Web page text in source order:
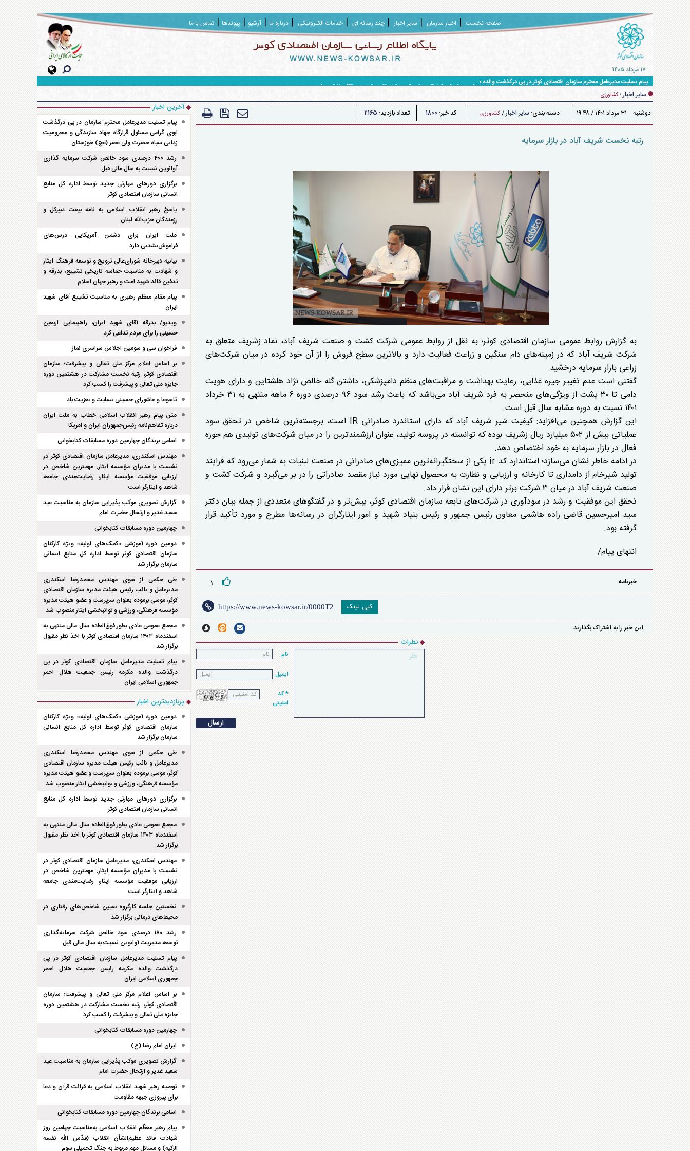
صفحه نخست اخبار سازمان سایر اخبار چند رسانه ای خدمات الکترونیکی درباره ما آرشیو پیوندها تماس با ما
۱۷ مرداد ۱۴۰۵
پیام تسلیت مدیرعامل محترم سازمان اقتصادی کوثر در پی درگذشت والده مکرمه دکتر جواد وکیلی مدیرعامل محترم گروه سرمایه گذاری سپهر صادرات
سایر اخبار / کشاورزی
دوشنبه ۳۱ مرداد ۱۴۰۱ / ۱۹:۴۸ دسته بندی: سایر اخبار/کشاورزی کد خبر: ۱۸۰۰ تعداد بازدید: ۲۱۶۵
رتبه نخست شریف آباد در بازار سرمایه
به گزارش روابط عمومی سازمان اقتصادی کوثر؛ به نقل از روابط عمومی شرکت کشت و صنعت شریف آباد، نماد زشریف متعلق به
شرکت شریف آباد که در زمینه‌های دام سنگین و زراعت فعالیت دارد و بالاترین سطح فروش را از آن خود کرده در میان شرکت‌های
زراعی بازار سرمایه درخشید.
گفتنی است عدم تغییر جیره غذایی، رعایت بهداشت و مراقبت‌های منظم دامپزشکی، داشتن گله خالص نژاد هلشتاین و دارای هویت
دامی تا ۳۰ پشت از ویژگی‌های منحصر به فرد شریف آباد می‌باشد که باعث رشد سود ۹۶ درصدی دوره ۶ ماهه منتهی به ۳۱ خرداد
۱۴۰۱ نسبت به دوره مشابه سال قبل است.
این گزارش همچنین می‌افزاید: کیفیت شیر شریف آباد که دارای استاندرد صادراتی IR است، برجسته‌ترین شاخص در تحقق سود
عملیاتی بیش از ۵۰۲ میلیارد ریال زشریف بوده که توانسته در پروسه تولید، عنوان ارزشمندترین را در میان شرکت‌های تولیدی هم حوزه
فعال در بازار سرمایه به خود اختصاص دهد.
در ادامه خاطر نشان می‌سازد؛ استاندارد کد ir یکی از سختگیرانه‌ترین ممیزی‌های صادراتی در صنعت لبنیات به شمار می‌رود که فرایند
تولید شیرخام از دامداری تا کارخانه و ارزیابی و نظارت به محصول نهایی مورد نیاز مقصد صادراتی را در بر می‌گیرد و شرکت کشت و
صنعت شریف آباد در میان ۳ شرکت برتر دارای این نشان قرار داد.
تحقق این موفقیت و رشد در سودآوری در شرکت‌های تابعه سازمان اقتصادی کوثر، پیش‌تر و در گفتگو‌های متعددی از جمله بیان دکتر
سید امیرحسین قاضی زاده هاشمی معاون رئیس جمهور و رئیس بنیاد شهید و امور ایثارگران در رسانه‌ها مطرح و مورد تأکید قرار
گرفته بود.
انتهای پیام/
خبرنامه ۱
کپی لینک
این خبر را به اشتراک بگذارید
نظرات
نام
ایمیل
* کد
امنیتی
آخرین اخبار
پیام تسلیت مدیرعامل محترم سازمان در پی درگذشت
ابوی گرامی مسئول قرارگاه جهاد سازندگی و محرومیت
زدایی سپاه حضرت ولی عصر (عج) خوزستان
رشد ۴۰۰ درصدی سود خالص شرکت سرمایه گذاری
آوانوین نسبت به سال مالی قبل
برگزاری دور‌های مهارتی جدید توسط اداره کل منابع
انسانی سازمان اقتصادی کوثر
پاسخ رهبر انقلاب اسلامی به نامه بیعت دبیرکل و
رزمندگان حزب‌الله لبنان
ملت ایران برای دشمن آمریکایی درس‌های
فراموش‌نشدنی دارد
بیانیه دبیرخانه شورای‌عالی ترویج و توسعه فرهنگ ایثار
و شهادت به مناسبت حماسه تاریخی تشییع، بدرقه و
تدفین قائد شهید امت و رهبر جهان اسلام
پیام مقام معظم رهبری به مناسبت تشییع آقای شهید
ایران
ویدیو/ بدرقه آقای شهید ایران، راهپیمایی اربعین
حسینی را برای مردم تداعی کرد
فراخوان سی و سومین اجلاس سراسری نماز
بر اساس اعلام مرکز ملی تعالی و پیشرفت؛ سازمان
اقتصادی کوثر، رتبه نخست مشارکت در هشتمین دوره
جایزه ملی تعالی و پیشرفت را کسب کرد
تاسوعا و عاشورای حسینی تسلیت و تعزیت باد
متن پیام رهبر انقلاب اسلامی خطاب به ملت ایران
درباره تفاهم‌نامه رئیس‌جمهوران ایران و امریکا
اسامی برندگان چهارمین دوره مسابقات کتابخوانی
مهندس اسکندری، مدیرعامل سازمان اقتصادی کوثر در
نشست با مدیران مؤسسه ایثار: مهمترین شاخص در
ارزیابی موفقیت مؤسسه ایثار، رضایت‌مندی جامعه
شاهد و ایثارگر است
گزارش تصویری موکب پذیرایی سازمان به مناسبت عید
سعید غدیر و ارتحال حضرت امام
چهارمین دوره مسابقات کتابخوانی
دومین دوره آموزشی «کمک‌های اولیه» ویژه کارکنان
سازمان اقتصادی کوثر توسط اداره کل منابع انسانی
سازمان برگزار شد
طی حکمی از سوی مهندس محمدرضا اسکندری
مدیرعامل و نائب رئیس هیئت مدیره سازمان اقتصادی
کوثر، موسی برموده بعنوان سرپرست و عضو هیئت مدیره
مؤسسه فرهنگی، ورزشی و توانبخشی ایثار منصوب شد
مجمع عمومی عادی بطور فوق‌العاده سال مالی منتهی به
اسفند‌ماه ۱۴۰۳ سازمان اقتصادی کوثر با اخذ نظر مقبول
برگزار شد.
پیام تسلیت مدیرعامل سازمان اقتصادی کوثر در پی
درگذشت والده مکرمه رئیس جمعیت هلال احمر
جمهوری اسلامی ایران
پربازدیدترین اخبار
دومین دوره آموزشی «کمک‌های اولیه» ویژه کارکنان
سازمان اقتصادی کوثر توسط اداره کل منابع انسانی
سازمان برگزار شد
طی حکمی از سوی مهندس محمدرضا اسکندری
مدیرعامل و نائب رئیس هیئت مدیره سازمان اقتصادی
کوثر، موسی برموده بعنوان سرپرست و عضو هیئت مدیره
مؤسسه فرهنگی، ورزشی و توانبخشی ایثار منصوب شد
برگزاری دور‌های مهارتی جدید توسط اداره کل منابع
انسانی سازمان اقتصادی کوثر
مجمع عمومی عادی بطور فوق‌العاده سال مالی منتهی به
اسفند‌ماه ۱۴۰۳ سازمان اقتصادی کوثر با اخذ نظر مقبول
برگزار شد.
مهندس اسکندری، مدیرعامل سازمان اقتصادی کوثر در
نشست با مدیران مؤسسه ایثار: مهمترین شاخص در
ارزیابی موفقیت مؤسسه ایثار، رضایت‌مندی جامعه
شاهد و ایثارگر است
نخستین جلسه کارگروه تعیین شاخص‌های رفتاری در
محیط‌های درمانی برگزار شد
رشد ۱۸۰ درصدی سود خالص شرکت سرمایه‌گذاری
توسعه مدیریت آوانوین نسبت به سال مالی قبل
پیام تسلیت مدیرعامل سازمان اقتصادی کوثر در پی
درگذشت والده مکرمه رئیس جمعیت هلال احمر
جمهوری اسلامی ایران
بر اساس اعلام مرکز ملی تعالی و پیشرفت؛ سازمان
اقتصادی کوثر، رتبه نخست مشارکت در هشتمین دوره
جایزه ملی تعالی و پیشرفت را کسب کرد
چهارمین دوره مسابقات کتابخوانی
ایران امام رضا (ع)
گزارش تصویری موکب پذیرایی سازمان به مناسبت عید
سعید غدیر و ارتحال حضرت امام
توصیه رهبر شهید انقلاب اسلامی به قرائت قرآن و دعا
برای پیروزی جبهه مقاومت
اسامی برندگان چهارمین دوره مسابقات کتابخوانی
پیام رهبر معظّم انقلاب اسلامی به‌مناسبت چهلمین روز
شهادت قائد عظیم‌الشأن انقلاب (قدّس الله نفسه
الزکیه) و مسائل مهم مربوط به جنگ تحمیلی سوم